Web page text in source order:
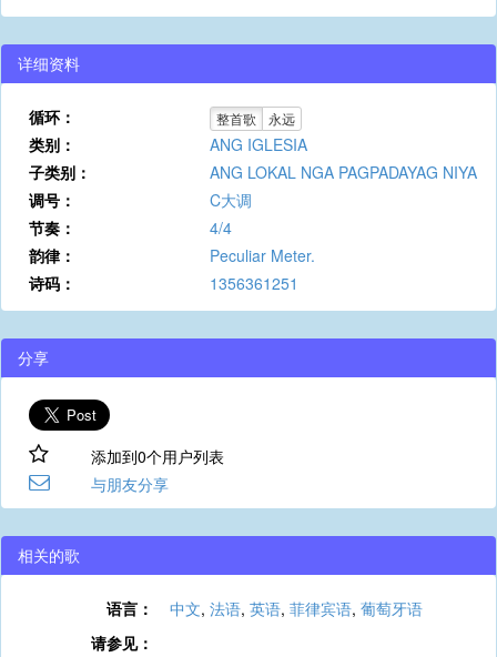
详细资料
循环： 整首歌 永远
类别：
ANG IGLESIA
子类别：
ANG LOKAL NGA PAGPADAYAG NIYA
调号：
C大调
节奏：
4/4
韵律：
Peculiar Meter.
诗码：
1356361251
分享
添加到0个用户列表
与朋友分享
相关的歌
语言： 中文, 法语, 英语, 菲律宾语, 葡萄牙语
请参见：